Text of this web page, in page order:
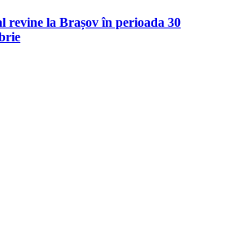
revine la Brașov în perioada 30